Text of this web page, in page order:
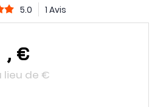
5.0 1 Avis
, €
lieu de €